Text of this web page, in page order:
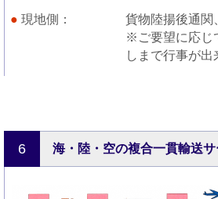
現地側
貨物陸揚後通関
※ご要望に応じ
しまで行事が出
6 海・陸・空の複合一貫輸送サ